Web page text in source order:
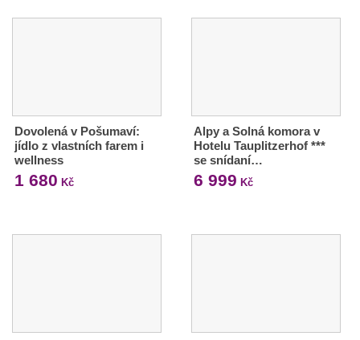
Dovolená v Pošumaví:
jídlo z vlastních farem i
wellness
1 680 Kč
Alpy a Solná komora v
Hotelu Tauplitzerhof ***
se snídaní…
6 999 Kč